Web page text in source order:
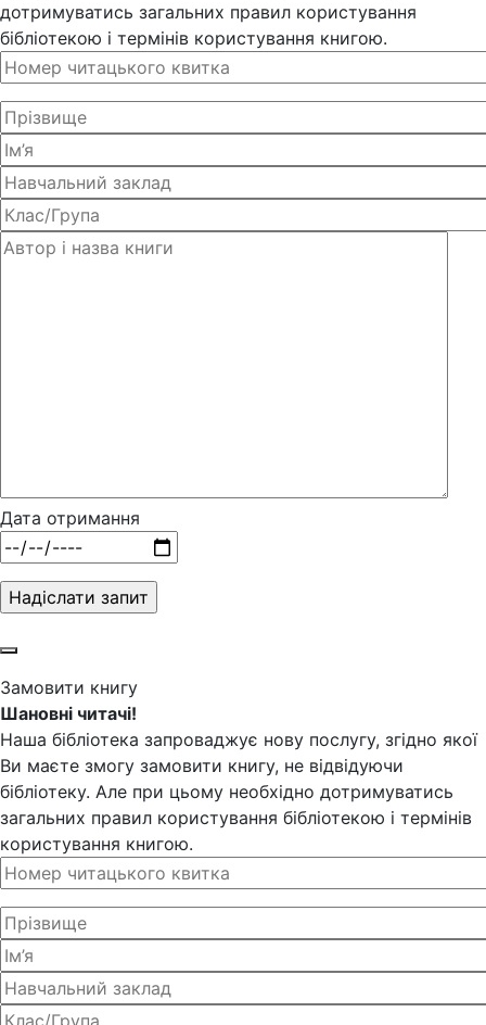
дотримуватись загальних правил користування
бібліотекою і термінів користування книгою.
Дата отримання
Замовити книгу
Шановні читачі!
Наша бібліотека запроваджує нову послугу, згідно якої
Ви маєте змогу замовити книгу, не відвідуючи
бібліотеку. Але при цьому необхідно дотримуватись
загальних правил користування бібліотекою і термінів
користування книгою.